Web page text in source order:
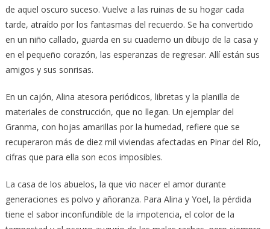
de aquel oscuro suceso. Vuelve a las ruinas de su hogar cada
tarde, atraído por los fantasmas del recuerdo. Se ha convertido
en un niño callado, guarda en su cuaderno un dibujo de la casa y
en el pequeño corazón, las esperanzas de regresar. Allí están sus
amigos y sus sonrisas.
En un cajón, Alina atesora periódicos, libretas y la planilla de
materiales de construcción, que no llegan. Un ejemplar del
Granma, con hojas amarillas por la humedad, refiere que se
recuperaron más de diez mil viviendas afectadas en Pinar del Río,
cifras que para ella son ecos imposibles.
La casa de los abuelos, la que vio nacer el amor durante
generaciones es polvo y añoranza. Para Alina y Yoel, la pérdida
tiene el sabor inconfundible de la impotencia, el color de la